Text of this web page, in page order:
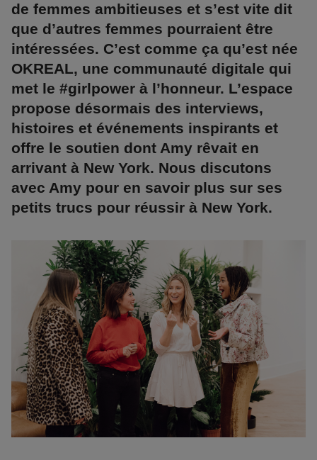
de femmes ambitieuses et s’est vite dit
que d’autres femmes pourraient être
intéressées. C’est comme ça qu’est née
OKREAL, une communauté digitale qui
met le #girlpower à l’honneur. L’espace
propose désormais des interviews,
histoires et événements inspirants et
offre le soutien dont Amy rêvait en
arrivant à New York. Nous discutons
avec Amy pour en savoir plus sur ses
petits trucs pour réussir à New York.